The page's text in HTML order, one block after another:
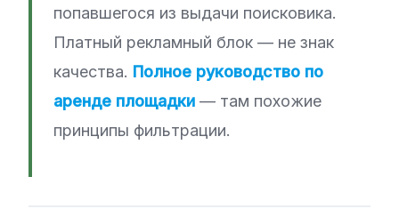
попавшегося из выдачи поисковика.
Платный рекламный блок — не знак
качества. Полное руководство по
аренде площадки — там похожие
принципы фильтрации.